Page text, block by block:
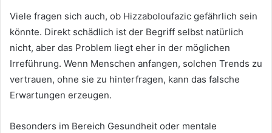
Viele fragen sich auch, ob Hizzaboloufazic gefährlich sein
könnte. Direkt schädlich ist der Begriff selbst natürlich
nicht, aber das Problem liegt eher in der möglichen
Irreführung. Wenn Menschen anfangen, solchen Trends zu
vertrauen, ohne sie zu hinterfragen, kann das falsche
Erwartungen erzeugen.
Besonders im Bereich Gesundheit oder mentale